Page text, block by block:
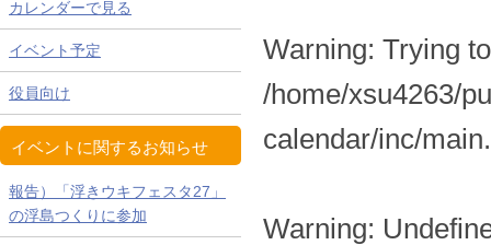
カレンダーで見る
イベント予定
役員向け
イベントに関するお知らせ
報告）「浮きウキフェスタ27」
の浮島つくりに参加
Warning: Trying
/home/xsu4263/
calendar/inc/
Warning: